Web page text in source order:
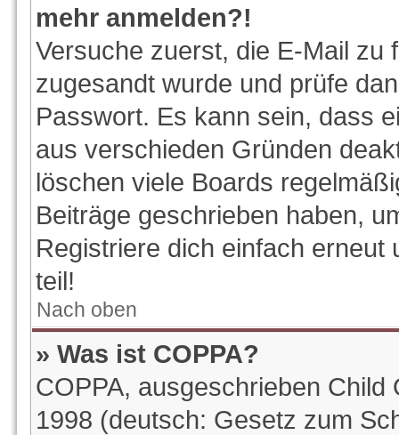
mehr anmelden?!
Versuche zuerst, die E-Mail zu
zugesandt wurde und prüfe
Passwort. Es kann sein, dass
aus verschieden Gründen
löschen viele Boards
Beiträge geschrieben haben,
Registriere dich einfach
teil!
Nach oben
» Was ist COPPA?
COPPA, ausgeschrieben
1998 (deutsch: Gesetz zum